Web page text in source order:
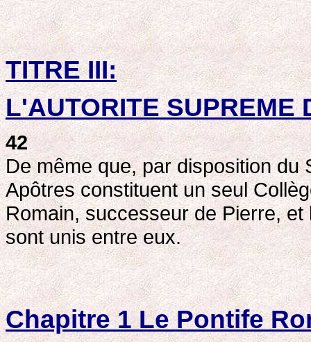
TITRE III:
L'AUTORITE SUPREME
42
De même que, par disposition du
Apôtres constituent un seul
Romain, successeur de Pierre,
sont unis entre eux.
Chapitre 1 Le Pontife